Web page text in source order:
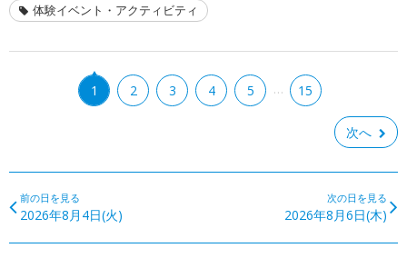
体験イベント・アクティビティ
1 2 3 4 5 … 15
次へ
前の日を見る
2026年8月4日(火)
次の日を見る
2026年8月6日(木)